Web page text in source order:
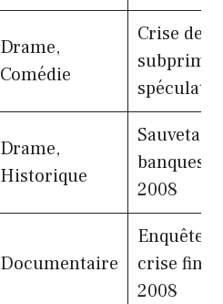
Drame,
Comédie
Crise des
Drame,
Historique
banques
2008
Documentaire
Enquête
crise
2008